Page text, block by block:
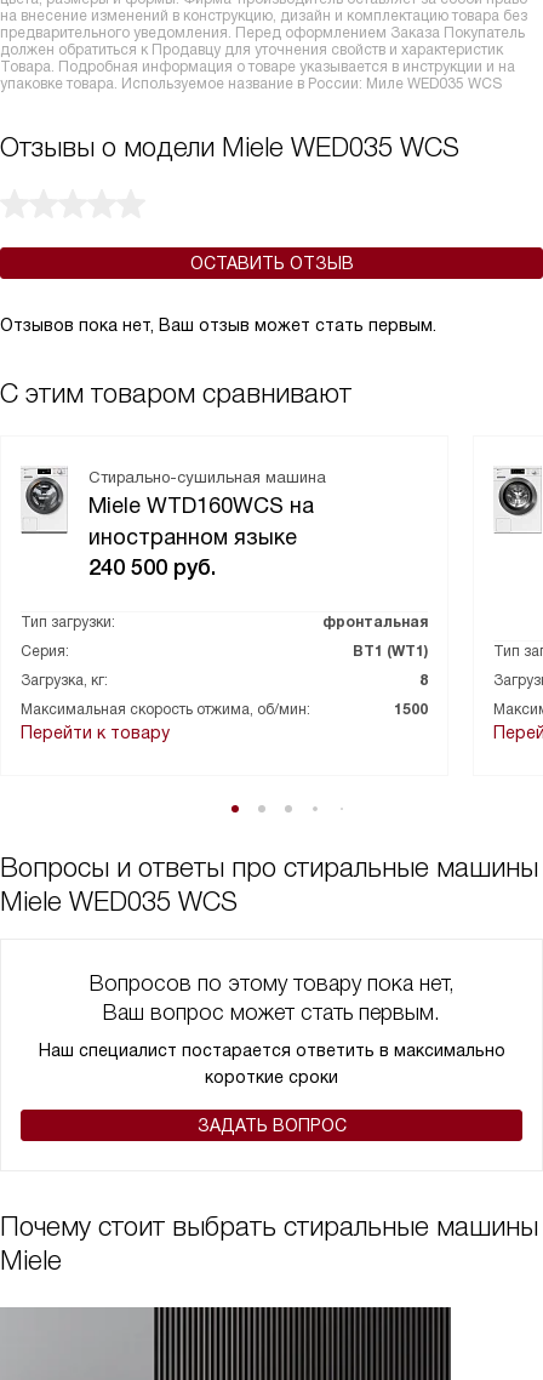
на внесение изменений в конструкцию, дизайн и комплектацию товара без
предварительного уведомления. Перед оформлением Заказа Покупатель
должен обратиться к Продавцу для уточнения свойств и характеристик
Товара. Подробная информация о товаре указывается в инструкции и на
упаковке товара. Используемое название в России: Миле WED035 WCS
Отзывы о модели Miele WED035 WCS
ОСТАВИТЬ ОТЗЫВ
Отзывов пока нет, Ваш отзыв может стать первым.
С этим товаром сравнивают
Стирально-сушильная машина
Miele WTD160WCS на
иностранном языке
240 500 руб.
Тип загрузки:
фронтальная
Серия:
ВТ1 (WT1)
Загрузка, кг:
8
Максимальная скорость отжима, об/мин:
1500
Перейти к товару
Тип
Вопросы и ответы про стиральные машины
Miele WED035 WCS
Вопросов по этому товару пока нет,
Ваш вопрос может стать первым.
Наш специалист постарается ответить в максимально
короткие сроки
ЗАДАТЬ ВОПРОС
Почему стоит выбрать стиральные машины
Miele